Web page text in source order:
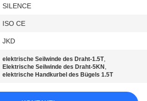
SILENCE
ISO CE
JKD
elektrische Seilwinde des Draht-1.5T,
Elektrische Seilwinde des Draht-5KN ,
elektrische Handkurbel des Bügels 1.5T